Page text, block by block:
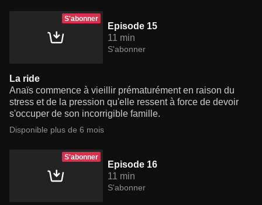
S'abonner
Episode 15
11 min
S'abonner
La ride
Anaïs commence à vieillir prématurément en raison du
stress et de la pression qu'elle ressent à force de devoir
s'occuper de son incorrigible famille.
Disponible plus de 6 mois
S'abonner
Episode 16
11 min
S'abonner